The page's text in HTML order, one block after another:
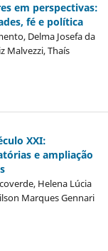
em perspectivas:
fé e política
Delma Josefa da
Malvezzi, Thaís
XXI:
e ampliação
Helena Lúcia
Marques Gennari